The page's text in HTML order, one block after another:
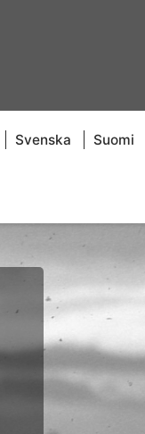
Svenska Suomi